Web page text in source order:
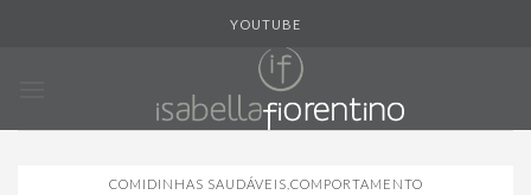
YOUTUBE
COMIDINHAS SAUDÁVEIS COMPORTAMENTO